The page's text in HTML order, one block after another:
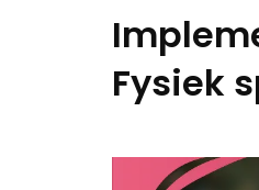
Fysiek